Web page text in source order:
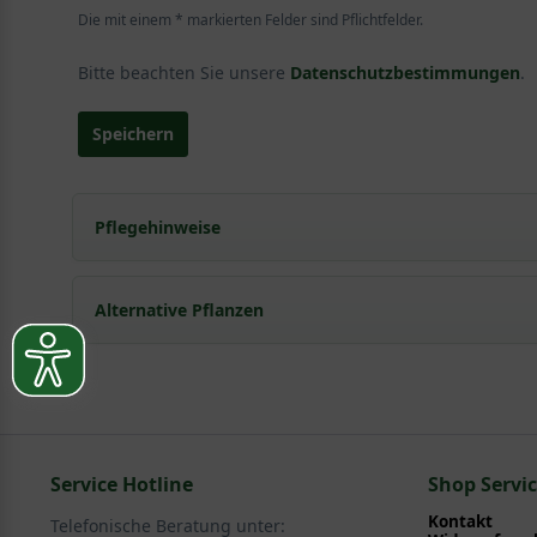
Die mit einem * markierten Felder sind Pflichtfelder.
Bitte beachten Sie unsere Datenschutzbestimmungen.
Speichern
Pflegehinweise
Pflanz- und Pflegetipps Malus 'Gloster' /
Alternative Pflanzen
Obst - Früchte > Säulenobst - Spalierobst
Service Hotline
Telefonische Beratung unter:
Shop
Kontakt